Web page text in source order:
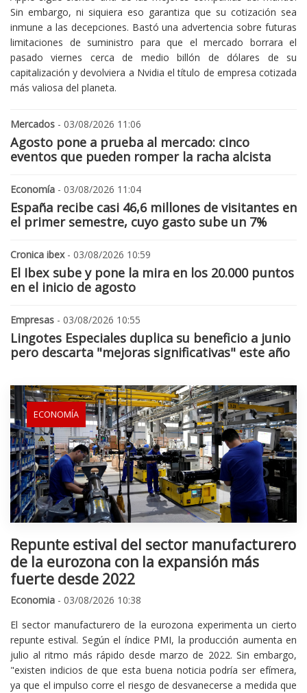
Sin embargo, ni siquiera eso garantiza que su cotización sea
inmune a las decepciones. Bastó una advertencia sobre futuras
limitaciones de suministro para que el mercado borrara el
pasado viernes cerca de medio billón de dólares de su
capitalización y devolviera a Nvidia el título de empresa cotizada
más valiosa del planeta.
Mercados - 03/08/2026 11:06
Agosto pone a prueba al mercado: cinco
eventos que pueden romper la racha alcista
Economía - 03/08/2026 11:04
España recibe casi 46,6 millones de visitantes en
el primer semestre, cuyo gasto sube un 7%
Cronica ibex- 03/08/2026 10:59
El Ibex sube y pone la mira en los 20.000 puntos
en el inicio de agosto
Empresas - 03/08/2026 10:55
Lingotes Especiales duplica su beneficio a junio
pero descarta "mejoras significativas" este año
ECONOMÍA
Repunte estival del sector manufacturero
de la eurozona con la expansión más
fuerte desde 2022
Economia - 03/08/2026 10:38
El sector manufacturero de la eurozona experimenta un cierto
repunte estival. Según el índice PMI, la producción aumenta en
julio al ritmo más rápido desde marzo de 2022. Sin embargo,
"existen indicios de que esta buena noticia podría ser efímera,
ya que el impulso corre el riesgo de desvanecerse a medida que